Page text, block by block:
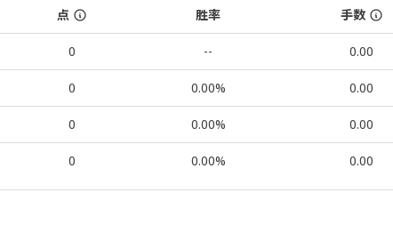
点 胜率 手数
0 -- 0.00
0 0.00% 0.00
0 0.00% 0.00
0 0.00% 0.00